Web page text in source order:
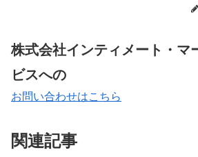
株式会社インティメート・マ
ビスへの
お問い合わせはこちら
関連記事